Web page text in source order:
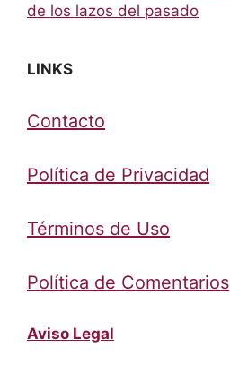
de los lazos del pasado
LINKS
Contacto
Política de Privacidad
Términos de Uso
Política de Comentarios
Aviso Legal